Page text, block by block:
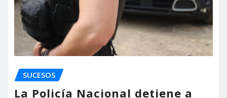
SUCESOS
La Policía Nacional detiene a